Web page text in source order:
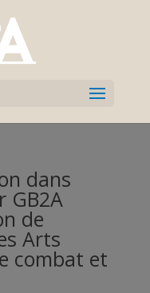
dans
GB2A
de
Arts
combat et